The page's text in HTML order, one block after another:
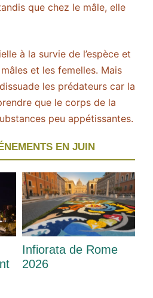
que chez le mâle, elle
à la survie de l’espèce et
et les femelles. Mais
les prédateurs car la
que le corps de la
peu appétissantes.
EN JUIN
Infiorata de Rome
2026